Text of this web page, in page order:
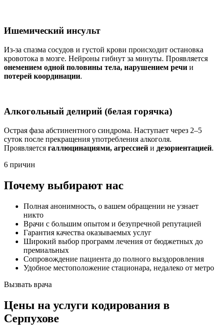
Ишемический инсульт
Из-за спазма сосудов и густой крови происходит остановка
кровотока в мозге. Нейроны гибнут за минуты. Проявляется
онемением одной половины тела, нарушением речи и
потерей координации.
Алкогольный делирий (белая горячка)
Острая фаза абстинентного синдрома. Наступает через 2–5
суток после прекращения употребления алкоголя.
Проявляется галлюцинациями, агрессией и дезориентацией.
6 причин
Почему выбирают нас
Полная анонимность, о вашем обращении не узнает
никто
Врачи с большим опытом и безупречной репутацией
Гарантия качества оказываемых услуг
Широкий выбор программ лечения от бюджетных до
премиальных
Сопровождение пациента до полного выздоровления
Удобное местоположение стационара, недалеко от метро
Вызвать врача
Цены на услуги кодирования в
Серпухове